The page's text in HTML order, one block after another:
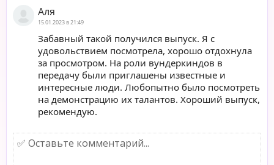
Аля
15.01.2023 в 21:49
Забавный такой получился выпуск. Я с
удовольствием посмотрела, хорошо отдохнула
за просмотром. На роли вундеркиндов в
передачу были приглашены известные и
интересные люди. Любопытно было посмотреть
на демонстрацию их талантов. Хороший выпуск,
рекомендую.